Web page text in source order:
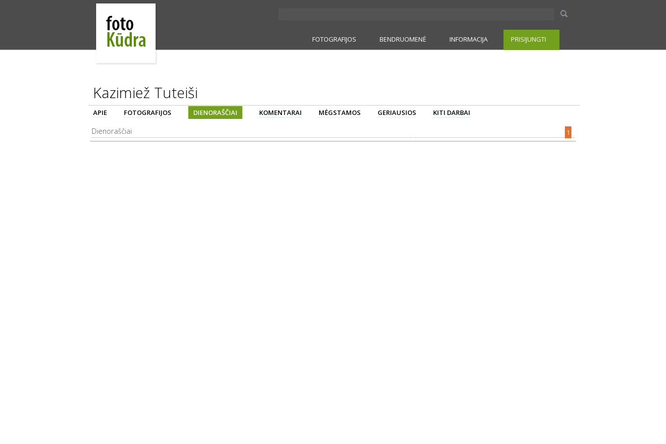
FOTOGRAFIJOS BENDRUOMENĖ INFORMACIJA PRISIJUNGTI
Kazimiež Tuteiši
APIE FOTOGRAFIJOS DIENORAŠČIAI KOMENTARAI MĖGSTAMOS GERIAUSIOS KITI DARBAI
Dienoraščiai 1